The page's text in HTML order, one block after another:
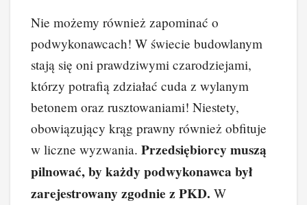
Nie możemy również zapominać o
podwykonawcach! W świecie budowlanym
stają się oni prawdziwymi czarodziejami,
którzy potrafią zdziałać cuda z wylanym
betonem oraz rusztowaniami! Niestety,
obowiązujący krąg prawny również obfituje
w liczne wyzwania. Przedsiębiorcy muszą
pilnować, by każdy podwykonawca był
zarejestrowany zgodnie z PKD. W